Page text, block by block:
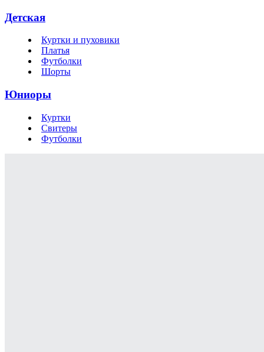
Детская
Куртки и пуховики
Платья
Футболки
Шорты
Юниоры
Куртки
Свитеры
Футболки